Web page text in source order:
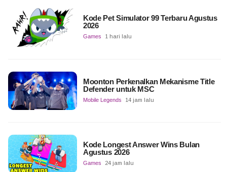
Kode Pet Simulator 99 Terbaru Agustus
2026
Games 1 hari lalu
Moonton Perkenalkan Mekanisme Title
Defender untuk MSC
Mobile Legends 14 jam lalu
Kode Longest Answer Wins Bulan
Agustus 2026
Games 24 jam lalu